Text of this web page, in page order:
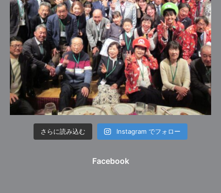
さらに読み込む Instagram でフォロー
Facebook